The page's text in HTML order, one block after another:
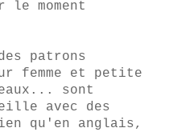
le moment
patrons
femme et petite
sont
avec des
qu'en anglais,